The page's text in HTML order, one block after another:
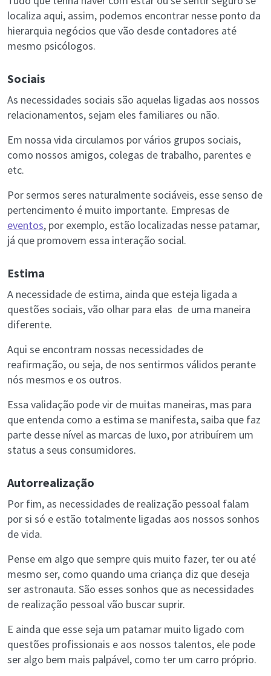
localiza aqui, assim, podemos encontrar nesse ponto da
hierarquia negócios que vão desde contadores até
mesmo psicólogos.
Sociais
As necessidades sociais são aquelas ligadas aos nossos
relacionamentos, sejam eles familiares ou não.
Em nossa vida circulamos por vários grupos sociais,
como nossos amigos, colegas de trabalho, parentes e
etc.
Por sermos seres naturalmente sociáveis, esse senso de
pertencimento é muito importante. Empresas de
eventos, por exemplo, estão localizadas nesse patamar,
já que promovem essa interação social.
Estima
A necessidade de estima, ainda que esteja ligada a
questões sociais, vão olhar para elas de uma maneira
diferente.
Aqui se encontram nossas necessidades de
reafirmação, ou seja, de nos sentirmos válidos perante
nós mesmos e os outros.
Essa validação pode vir de muitas maneiras, mas para
que entenda como a estima se manifesta, saiba que faz
parte desse nível as marcas de luxo, por atribuírem um
status a seus consumidores.
Autorrealização
Por fim, as necessidades de realização pessoal falam
por si só e estão totalmente ligadas aos nossos sonhos
de vida.
Pense em algo que sempre quis muito fazer, ter ou até
mesmo ser, como quando uma criança diz que deseja
ser astronauta. São esses sonhos que as necessidades
de realização pessoal vão buscar suprir.
E ainda que esse seja um patamar muito ligado com
questões profissionais e aos nossos talentos, ele pode
ser algo bem mais palpável, como ter um carro próprio.